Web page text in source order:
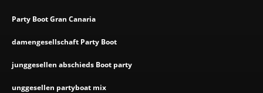
Party Boot Gran Canaria
damengesellschaft Party Boot
junggesellen abschieds Boot party
unggesellen partyboat mix